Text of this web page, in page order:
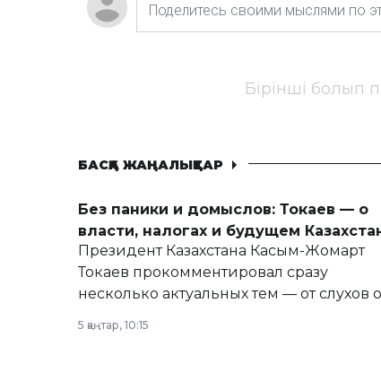
Бірінші болып
БАСҚА ЖАҢАЛЫҚТАР
Без паники и домыслов: Токаев — о
власти, налогах и будущем
Президент Казахстана Касым-Жомарт
Токаев прокомментировал сразу
несколько актуальных тем — от слухов о
армии, экономики и личного здоровья.
5 қаңтар, 10:15